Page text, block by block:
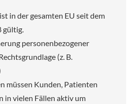
in der gesamten EU seit dem
gültig.
personenbezogener
(z. B.
müssen Kunden, Patienten
in vielen Fällen aktiv um